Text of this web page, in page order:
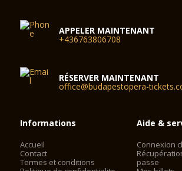
APPELER MAINTENANT
+436763806708
RÉSERVER MAINTENANT
office@budapestopera-
Informations
Accueil
Contact
Termes et conditions
Aide &
Connexion
passe